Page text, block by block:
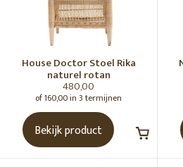
Vaderdag cadeautjes
Moederdag cadeautjes
Valentijn
Feeling a little bit blue
Madam Stoltz feestje
Gezien in ons jubileum magazine
Cadeautjes t/m €15,-
House Doctor Stoel Rika
naturel rotan
480,00
of 160,00 in 3 termijnen
Bekijk product